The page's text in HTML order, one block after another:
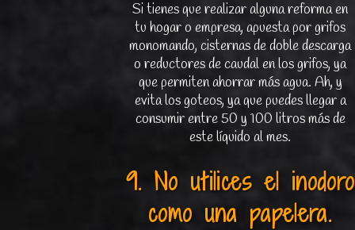
Si tienes que realizar alguna reforma en
tu hogar o empresa, apuesta por grifos
monomando, cisternas de doble descarga
o reductores de caudal en los grifos, ya
que permiten ahorrar más agua. Ah, y
evita los goteos, ya que puedes llegar a
consumir entre 50 y 100 litros más de
este líquido al mes.
9. No utilices el inodoro
como una papelera.